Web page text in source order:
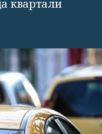
квартали